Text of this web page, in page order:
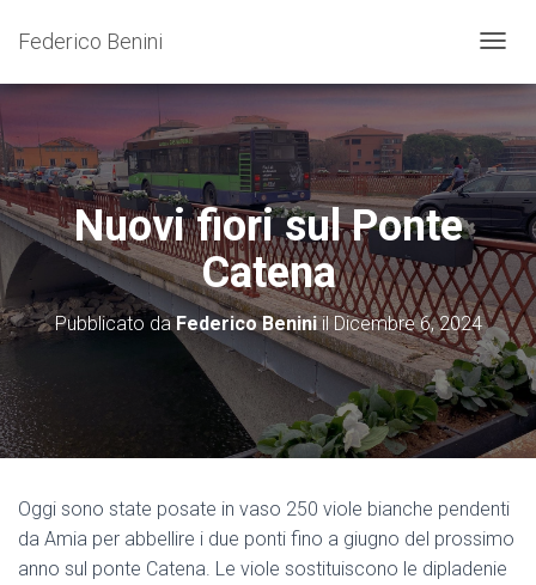
Federico Benini
A
A
Z
I
O
N
E
T
O
G
G
L
E
Nuovi fiori sul Ponte
Catena
Pubblicato daFederico BeniniilDicembre 6, 2024
Oggi sono state posate in vaso 250 viole bianche pendenti
da Amia per abbellire i due ponti fino a giugno del prossimo
anno sul ponte Catena. Le viole sostituiscono le dipladenie